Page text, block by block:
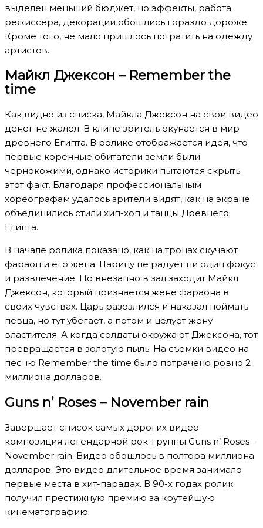
выделен меньший бюджет, но эффекты, работа
режиссера, декорации обошлись гораздо дороже.
Кроме того, не мало пришлось потратить на одежду
артистов.
Майкл Джексон – Remember the
time
Как видно из списка, Майкла Джексон на свои видео
денег не жалел. В клипе зритель окунается в мир
древнего Египта. В ролике отображается идея, что
первые коренные обитатели земли были
чернокожими, однако историки пытаются скрыть
этот факт. Благодаря профессиональным
хореографам удалось зрители видят, как на экране
объединились стили хип-хоп и танцы Древнего
Египта.
В начале ролика показано, как на тронах скучают
фараон и его жена. Царицу не радует ни один фокус
и развлечение. Но внезапно в зал заходит Майкл
Джексон, который признается жене фараона в
своих чувствах. Царь разозлился и наказал поймать
певца, но тут убегает, а потом и целует жену
властителя. А когда солдаты окружают Джексона, тот
превращается в золотую пыль. На съемки видео на
песню Remember the time было потрачено ровно 2
миллиона долларов.
Guns n’ Roses – November rain
Завершает список самых дорогих видео
композиция легендарной рок-группы Guns n’ Roses –
November rain. Видео обошлось в полтора миллиона
долларов. Это видео длительное время занимало
первые места в хит-парадах. В 90-х годах ролик
получил престижную премию за крутейшую
кинематографию.